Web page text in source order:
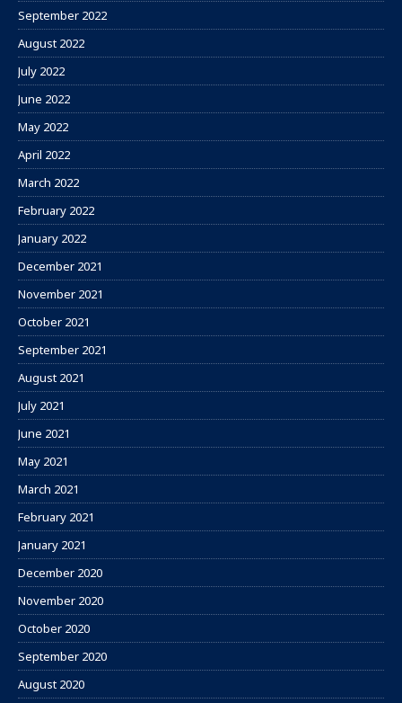
September 2022
August 2022
July 2022
June 2022
May 2022
April 2022
March 2022
February 2022
January 2022
December 2021
November 2021
October 2021
September 2021
August 2021
July 2021
June 2021
May 2021
March 2021
February 2021
January 2021
December 2020
November 2020
October 2020
September 2020
August 2020